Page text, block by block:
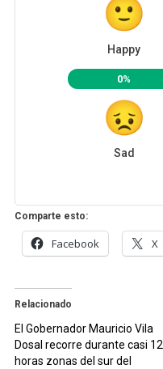
Happy
0%
Sad
Comparte esto:
Facebook X
Relacionado
El Gobernador Mauricio Vila
Dosal recorre durante casi 12
horas zonas del sur del